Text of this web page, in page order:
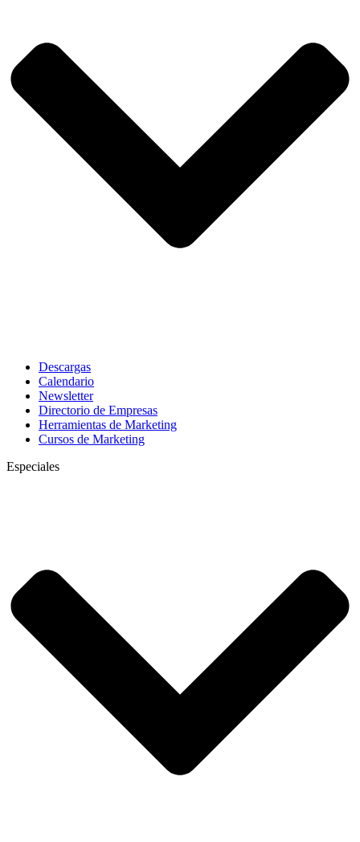
Descargas
Calendario
Newsletter
Directorio de Empresas
Herramientas de Marketing
Cursos de Marketing
Especiales